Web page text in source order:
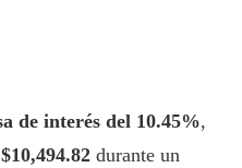
de interés del 10.45%,
$10,494.82 durante un